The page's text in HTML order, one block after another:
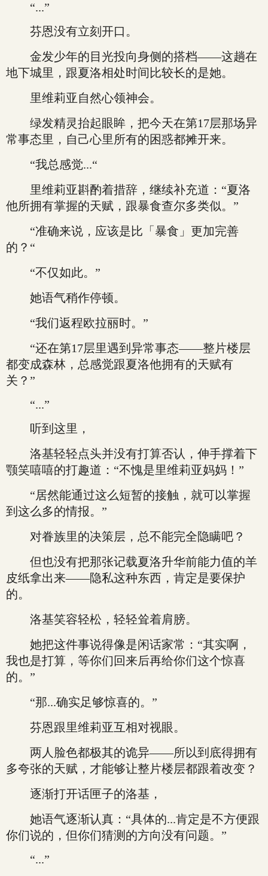
“...”
芬恩没有立刻开口。
金发少年的目光投向身侧的搭档——这趟在
地下城里，跟夏洛相处时间比较长的是她。
里维莉亚自然心领神会。
绿发精灵抬起眼眸，把今天在第17层那场异
常事态里，自己心里所有的困惑都摊开来。
“我总感觉...“
里维莉亚斟酌着措辞，继续补充道：“夏洛
他所拥有掌握的天赋，跟暴食查尔多类似。”
“准确来说，应该是比「暴食」更加完善
的？“
“不仅如此。”
她语气稍作停顿。
“我们返程欧拉丽时。”
“还在第17层里遇到异常事态——整片楼层
都变成森林，总感觉跟夏洛他拥有的天赋有
关？”
“...”
听到这里，
洛基轻轻点头并没有打算否认，伸手撑着下
颚笑嘻嘻的打趣道：“不愧是里维莉亚妈妈！”
“居然能通过这么短暂的接触，就可以掌握
到这么多的情报。”
对眷族里的决策层，总不能完全隐瞒吧？
但也没有把那张记载夏洛升华前能力值的羊
皮纸拿出来——隐私这种东西，肯定是要保护
的。
洛基笑容轻松，轻轻耸着肩膀。
她把这件事说得像是闲话家常：“其实啊，
我也是打算，等你们回来后再给你们这个惊喜
的。”
“那...确实足够惊喜的。”
芬恩跟里维莉亚互相对视眼。
两人脸色都极其的诡异——所以到底得拥有
多夸张的天赋，才能够让整片楼层都跟着改变？
逐渐打开话匣子的洛基，
她语气逐渐认真：“具体的...肯定是不方便跟
你们说的，但你们猜测的方向没有问题。”
“...”